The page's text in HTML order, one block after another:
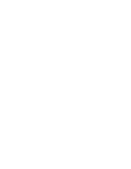
うございます。